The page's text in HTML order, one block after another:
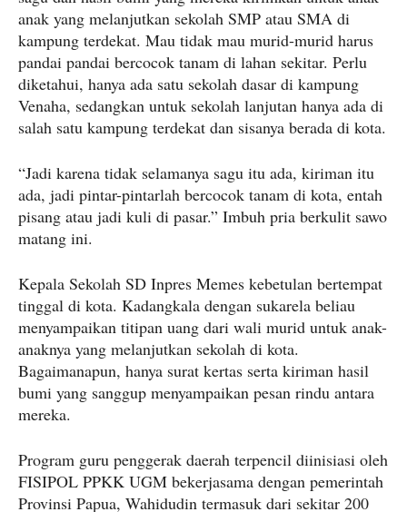
anak yang melanjutkan sekolah SMP atau SMA di
kampung terdekat. Mau tidak mau murid-murid harus
pandai pandai bercocok tanam di lahan sekitar. Perlu
diketahui, hanya ada satu sekolah dasar di kampung
Venaha, sedangkan untuk sekolah lanjutan hanya ada di
salah satu kampung terdekat dan sisanya berada di kota.
“Jadi karena tidak selamanya sagu itu ada, kiriman itu
ada, jadi pintar-pintarlah bercocok tanam di kota, entah
pisang atau jadi kuli di pasar.” Imbuh pria berkulit sawo
matang ini.
Kepala Sekolah SD Inpres Memes kebetulan bertempat
tinggal di kota. Kadangkala dengan sukarela beliau
menyampaikan titipan uang dari wali murid untuk anak-
anaknya yang melanjutkan sekolah di kota.
Bagaimanapun, hanya surat kertas serta kiriman hasil
bumi yang sanggup menyampaikan pesan rindu antara
mereka.
Program guru penggerak daerah terpencil diinisiasi oleh
FISIPOL PPKK UGM bekerjasama dengan pemerintah
Provinsi Papua, Wahidudin termasuk dari sekitar 200